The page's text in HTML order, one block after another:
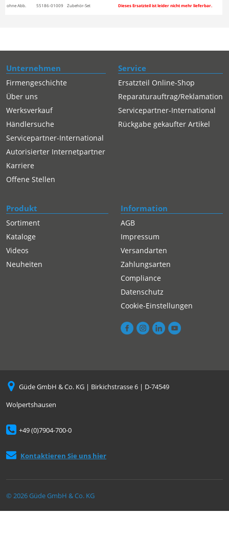
ohne Abb. 55186-01009 Zubehör-Set Dieses Ersatzteil ist leider nicht mehr lieferbar.
Unternehmen
Firmengeschichte
Über uns
Werksverkauf
Händlersuche
Servicepartner-International
Autorisierter Internetpartner
Karriere
Offene Stellen
Service
Ersatzteil Online-Shop
Reparaturauftrag/Reklamation
Servicepartner-International
Rückgabe gekaufter Artikel
Produkt
Sortiment
Kataloge
Videos
Neuheiten
Information
AGB
Impressum
Versandarten
Zahlungsarten
Compliance
Datenschutz
Cookie-Einstellungen
Güde GmbH & Co. KG | Birkichstrasse 6 | D-74549
Wolpertshausen
+49 (0)7904-700-0
Kontaktieren Sie uns hier
© 2026 Güde GmbH & Co. KG